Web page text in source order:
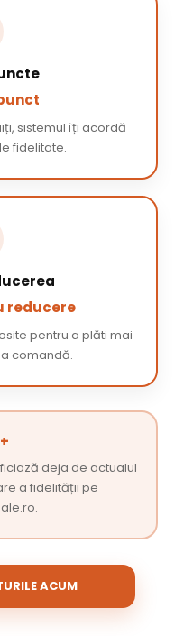
punct
sistemul îți acordă
fidelitate.
reducere
pentru a plăti mai
comandă.
deja de actualul
a fidelității pe
ACUM